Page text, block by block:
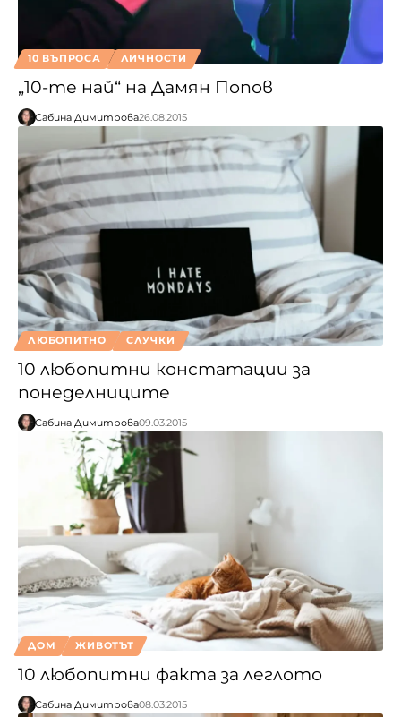
10 ВЪПРОСА ЛИЧНОСТИ
„10-те най“ на Дамян Попов
Сабина Димитрова26.08.2015
ЛЮБОПИТНО СЛУЧКИ
10 любопитни констатации за
понеделниците
Сабина Димитрова09.03.2015
ДОМ ЖИВОТЪТ
10 любопитни факта за леглото
Сабина Димитрова08.03.2015